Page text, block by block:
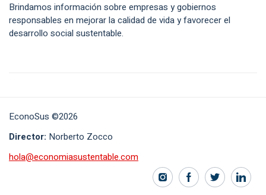
Brindamos información sobre empresas y gobiernos
responsables en mejorar la calidad de vida y favorecer el
desarrollo social sustentable.
EconoSus ©2026
Director: Norberto Zocco
hola@economiasustentable.com